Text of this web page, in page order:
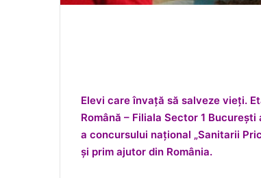
Elevi care învață să salveze vieți.
Română – Filiala Sector 1
a concursului național „Sanitarii
și prim ajutor din România.